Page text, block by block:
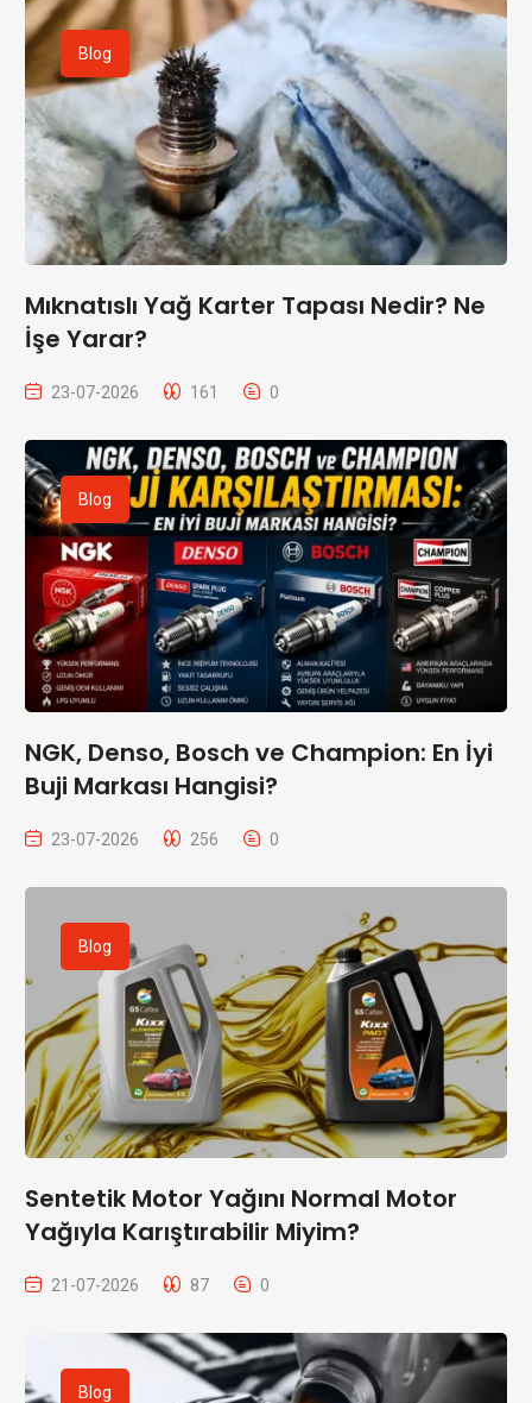
Blog
Mıknatıslı Yağ Karter Tapası Nedir? Ne
İşe Yarar?
23-07-2026 161 0
Blog
NGK, Denso, Bosch ve Champion: En İyi
Buji Markası Hangisi?
23-07-2026 256 0
Blog
Sentetik Motor Yağını Normal Motor
Yağıyla Karıştırabilir Miyim?
21-07-2026 87 0
Blog